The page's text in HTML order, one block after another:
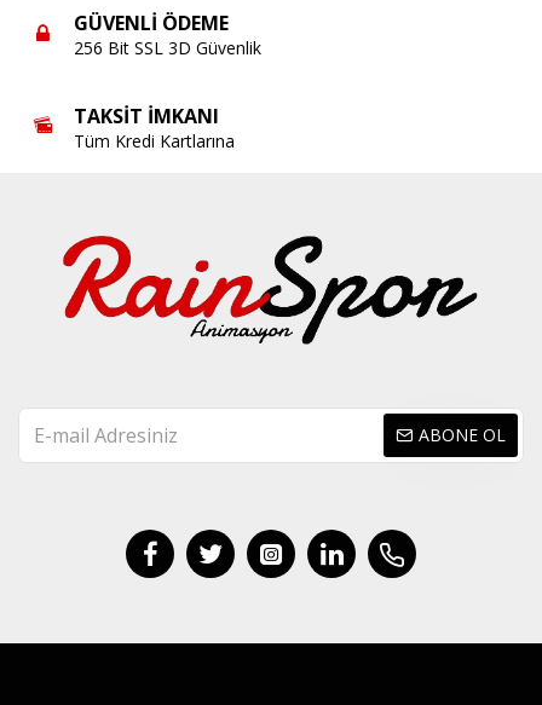
GÜVENLI ÖDEME
256 Bit SSL 3D Güvenlik
TAKSIT İMKANI
Tüm Kredi Kartlarına
ABONE OL